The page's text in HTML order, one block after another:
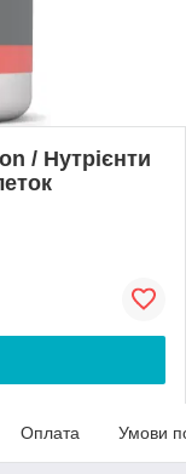
/ Нутрієнти
Оплата Умови